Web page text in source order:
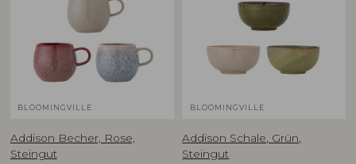
BLOOMINGVILLE
Addison Becher, Rose,
Steingut
BLOOMINGVILLE
Addison Schale, Grün,
Steingut